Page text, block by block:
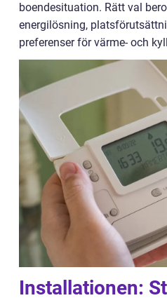
boendesituation. Rätt val
energilösning,
preferenser för värme- och
Installationen: